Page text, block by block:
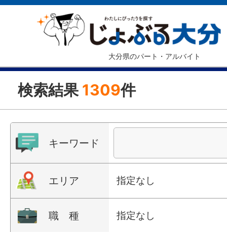
大分県のパート・アルバイト
検索結果 1309件
キーワード
エリア 指定なし
職 種 指定なし